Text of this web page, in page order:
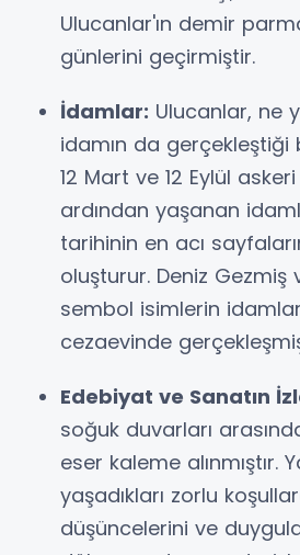
Ulucanlar'ın demir
günlerini geçirmiştir.
İdamlar: Ulucanlar, ne
idamın da gerçekleştiği
12 Mart ve 12 Eylül
ardından yaşanan
tarihinin en acı
oluşturur. Deniz Gezmiş
sembol isimlerin
cezaevinde
Edebiyat ve Sanatın
soğuk duvarları
eser kaleme alınmıştır.
yaşadıkları zorlu
düşüncelerini ve